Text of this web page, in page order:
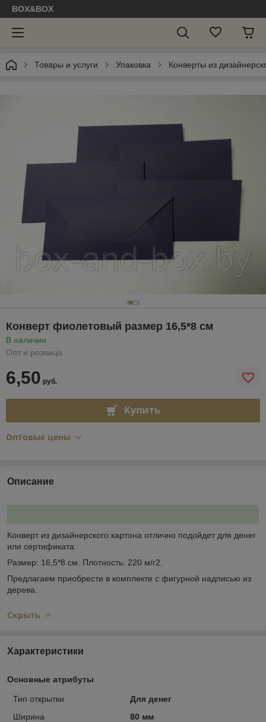
BOX&BOX
Товары и услуги Упаковка Конверты из
Конверт фиолетовый размер 16,5*8 см
В наличии
Опт и розница
6,50 руб.
Купить
Оптовые цены
Описание
Конверт из дизайнерского картона отлично подойдет для денег
или сертификата.
Размер: 16,5*8 см. Плотность: 220 м/г2.
Предлагаем приобрести в комплекте с фигурной надписью из
дерева.
Скрыть
Характеристики
Основные атрибуты
Тип открытки
Для денег
Ширина
80 мм